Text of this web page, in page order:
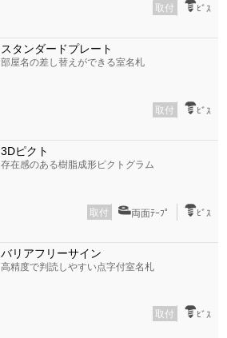
取付 ﾋﾞｽ
スタンダードプレート
部屋名の差し替えができる室名札
取付 ﾋﾞｽ
3Dピクト
存在感のある樹脂成形ピクトグラム
取付 両面ﾃｰﾌﾟ ﾋﾞｽ
バリアフリーサイン
高精度で判読しやすい点字付室名札
取付 ﾋﾞｽ